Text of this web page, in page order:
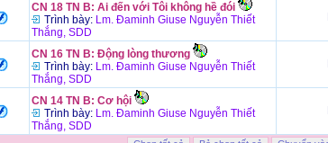
CN 18 TN B: Ai đến với Tôi không hề đói
Trình bày: Lm. Đaminh Giuse Nguyễn Thiết
Thắng, SDD
CN 16 TN B: Động lòng thương
Trình bày: Lm. Đaminh Giuse Nguyễn Thiết
Thắng, SDD
CN 14 TN B: Cơ hội
Trình bày: Lm. Đaminh Giuse Nguyễn Thiết
Thắng, SDD